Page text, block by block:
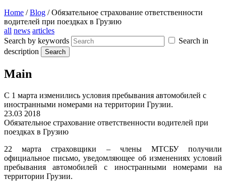
Home /Blog /Обязательное страхование ответственности
водителей при поездках в Грузию
all news articles
Search by keywords
Search in
description
Main
С 1 марта изменились условия пребывания автомобилей с
иностранными номерами на территории Грузии.
23.03 2018
Обязательное страхование ответственности водителей при
поездках в Грузию
22 марта страховщики – члены МТСБУ получили
официальное письмо, уведомляющее об изменениях условий
пребывания автомобилей с иностранными номерами на
территории Грузии.